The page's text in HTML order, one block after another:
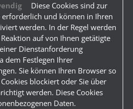
Diese Cookies sind zur
und können in Ihren
werden. In der Regel werden
auf von Ihnen getätigte
Dienstanforderung
dem Festlegen Ihrer
Sie können Ihren Browser so
blockiert oder Sie über
werden. Diese Cookies
Daten.